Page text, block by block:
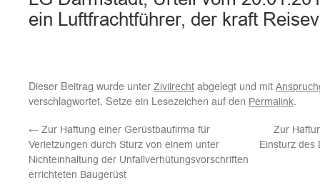
ein Luftfrachtführer, der kraft
Dieser Beitrag wurde unter Zivilrecht abgelegt und mit
verschlagwortet. Setze ein Lesezeichen auf den Permalink.
← Zur Haftung einer Gerüstbaufirma für
Verletzungen durch Sturz von einem unter
Nichteinhaltung der Unfallverhütungsvorschriften
errichteten Baugerüst
Zur
Einsturz des